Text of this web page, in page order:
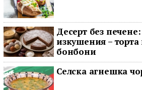
Десерт без
изкушения –
бонбони
Селска агнешка